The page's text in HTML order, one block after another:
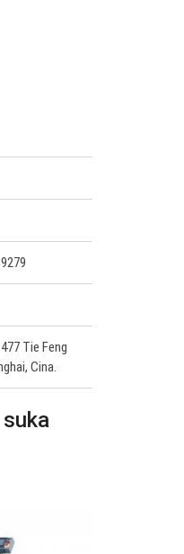
Tie Feng
Cina.